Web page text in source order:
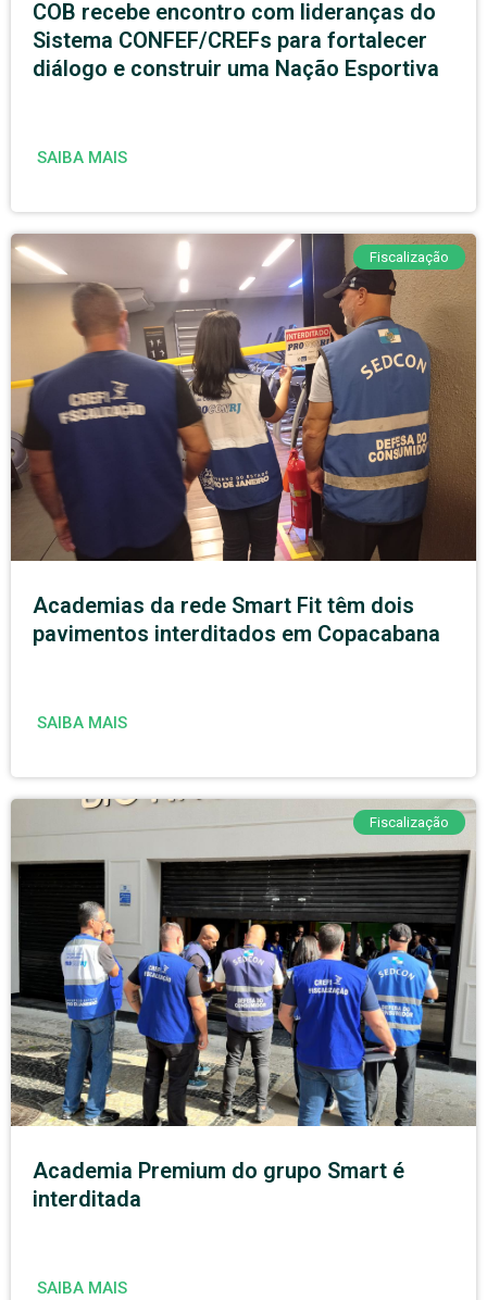
COB recebe encontro com lideranças do
Sistema CONFEF/CREFs para fortalecer
diálogo e construir uma Nação Esportiva
SAIBA MAIS
Fiscalização
Academias da rede Smart Fit têm dois
pavimentos interditados em Copacabana
SAIBA MAIS
Fiscalização
Academia Premium do grupo Smart é
interditada
SAIBA MAIS